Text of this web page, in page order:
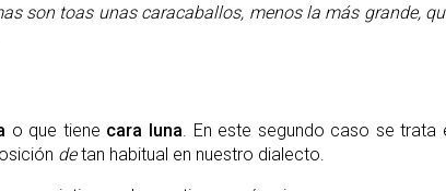
son toas unas caracaballos, menos la más grande,
o que tiene cara luna. En este segundo caso se
detan habitual en nuestro dialecto.